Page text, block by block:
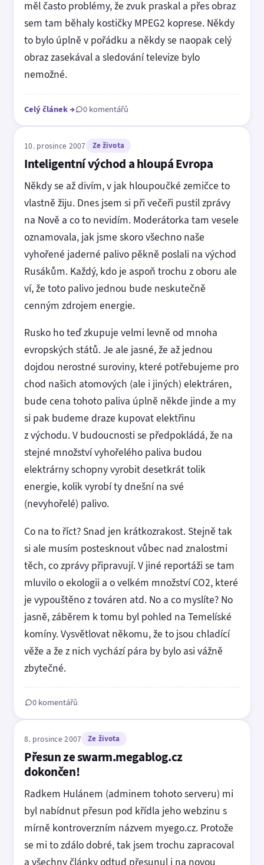
měl často problémy, že zvuk praskal a přes obraz
sem tam běhaly kostičky MPEG2 koprese. Někdy
to bylo úplně v pořádku a někdy se naopak celý
obraz zasekával a sledování televize bylo
nemožné.
Celý článek→ 0 komentářů
10. prosince 2007 Ze života
Inteligentní východ a hloupá Evropa
Někdy se až divím, v jak hloupoučké zemičce to
vlastně žiju. Dnes jsem si při večeři pustil zprávy
na Nově a co to nevidím. Moderátorka tam vesele
oznamovala, jak jsme skoro všechno naše
vyhořené jaderné palivo pěkně poslali na východ
Rusákům. Každý, kdo je aspoň trochu z oboru ale
ví, že toto palivo jednou bude neskutečně
cenným zdrojem energie.
Rusko ho teď zkupuje velmi levně od mnoha
evropských států. Je ale jasné, že až jednou
dojdou nerostné suroviny, které potřebujeme pro
chod našich atomových (ale i jiných) elektráren,
bude cena tohoto paliva úplně někde jinde a my
si pak budeme draze kupovat elektřinu
z východu. V budoucnosti se předpokládá, že na
stejné množství vyhořelého paliva budou
elektrárny schopny vyrobit desetkrát tolik
energie, kolik vyrobí ty dnešní na své
(nevyhořelé) palivo.
Co na to říct? Snad jen krátkozrakost. Stejně tak
si ale musím postesknout vůbec nad znalostmi
těch, co zprávy připravují. V jiné reportáži se tam
mluvilo o ekologii a o velkém množství CO2, které
je vypouštěno z továren atd. No a co myslíte? No
jasně, záběrem k tomu byl pohled na Temelíské
komíny. Vysvětlovat někomu, že to jsou chladící
věže a že z nich vychází pára by bylo asi vážně
zbytečné.
0 komentářů
8. prosince 2007 Ze života
Přesun ze swarm.megablog.cz
dokončen!
Radkem Hulánem (adminem tohoto serveru) mi
byl nabídnut přesun pod křídla jeho webzinu s
mírně kontroverzním názvem myego.cz. Protože
se mi to zdálo dobré, tak jsem trochu zapracoval